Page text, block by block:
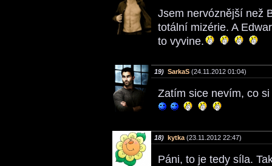
Jsem nervóznější než
totální mizérie. A
to vyvine.
19) SarkaS (24.11.2012 01:04)
Zatím sice nevím, co
18) kytka(23.11.2012 22:47)
Páni, to je tedy síla.